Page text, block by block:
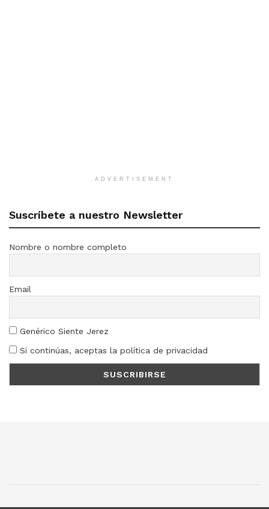
ADVERTISEMENT
Suscríbete a nuestro Newsletter
Nombre o nombre completo
Email
Genérico Siente Jerez
Si continúas, aceptas la política de privacidad